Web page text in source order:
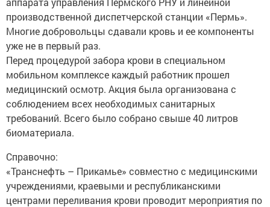
производственной диспетчерской станции «Пермь».
Многие добровольцы сдавали кровь и ее компоненты
уже не в первый раз.
Перед процедурой забора крови в специальном
мобильном комплексе каждый работник прошел
медицинский осмотр. Акция была организована с
соблюдением всех необходимых санитарных
требований. Всего было собрано свыше 40 литров
биоматериала.
Справочно:
«Транснефть – Прикамье» совместно с медицинскими
учреждениями, краевыми и республиканскими
центрами переливания крови проводит мероприятия по